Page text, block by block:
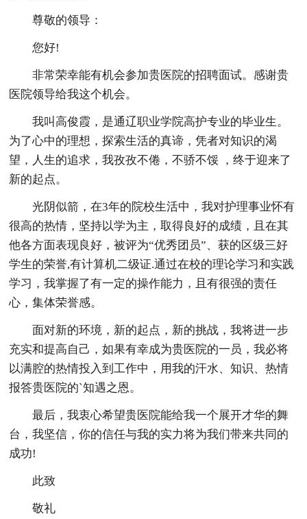
尊敬的领导：
您好!
非常荣幸能有机会参加贵医院的招聘面试。感谢贵
医院领导给我这个机会。
我叫高俊霞，是通辽职业学院高护专业的毕业生。
为了心中的理想，探索生活的真谛，凭者对知识的渴
望，人生的追求，我孜孜不倦，不骄不馁 ，终于迎来了
新的起点。
光阴似箭，在3年的院校生活中，我对护理事业怀有
很高的热情，坚持以学为主，取得良好的成绩，且在其
他各方面表现良好，被评为“优秀团员”、获的区级三好
学生的荣誉,有计算机二级证.通过在校的理论学习和实践
学习，我掌握了有一定的操作能力，且有很强的责任
心，集体荣誉感。
面对新的环境，新的起点，新的挑战，我将进一步
充实和提高自己，如果有幸成为贵医院的一员，我必将
以满腔的热情投入到工作中，用我的汗水、知识、热情
报答贵医院的`知遇之恩。
最后，我衷心希望贵医院能给我一个展开才华的舞
台，我坚信，你的信任与我的实力将为我们带来共同的
成功!
此致
敬礼